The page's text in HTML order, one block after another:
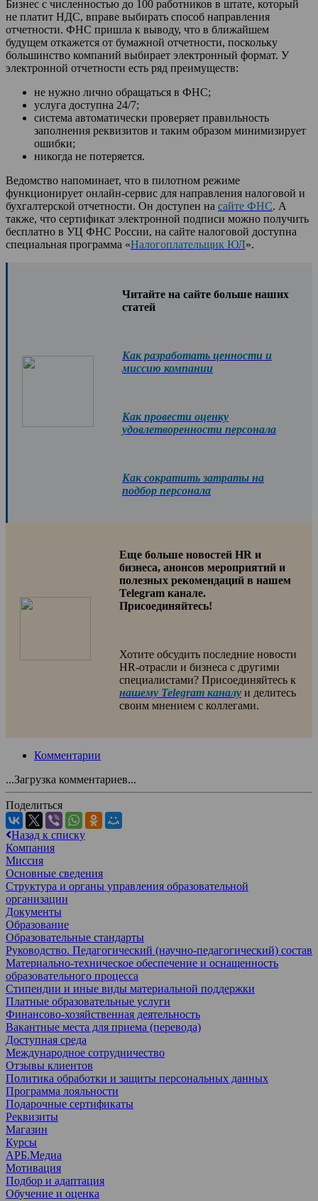
Бизнес с численностью до 100 работников в штате, который
не платит НДС, вправе выбирать способ направления
отчетности. ФНС пришла к выводу, что в ближайшем
будущем откажется от бумажной отчетности, поскольку
большинство компаний выбирает электронный формат. У
электронной отчетности есть ряд преимуществ:
не нужно лично обращаться в ФНС;
услуга доступна 24/7;
система автоматически проверяет правильность
заполнения реквизитов и таким образом минимизирует
ошибки;
никогда не потеряется.
Ведомство напоминает, что в пилотном режиме
функционирует онлайн-сервис для направления налоговой и
бухгалтерской отчетности. Он доступен на сайте ФНС. А
также, что сертификат электронной подписи можно получить
бесплатно в УЦ ФНС России, на сайте налоговой доступна
специальная программа «Налогоплательщик ЮЛ».
Читайте на сайте больше наших
статей
Как разработать ценности и
миссию компании
Как провести оценку
удовлетворенности персонала
Как сократить затраты на
подбор персонала
Еще больше новостей HR и
бизнеса, анонсов мероприятий и
полезных рекомендаций в нашем
Telegram канале.
Присоединяйтесь!
Хотите обсудить последние новости
HR-отрасли и бизнеса с другими
специалистами? Присоединяйтесь к
нашему Telegram каналу и делитесь
своим мнением с коллегами.
Комментарии
...Загрузка комментариев...
Поделиться
Назад к списку
Компания
Миссия
Основные сведения
Структура и органы управления образовательной
организации
Документы
Образование
Образовательные стандарты
Руководство. Педагогический (научно-педагогический) состав
Материально-техническое обеспечение и оснащенность
образовательного процесса
Стипендии и иные виды материальной поддержки
Платные образовательные услуги
Финансово-хозяйственная деятельность
Вакантные места для приема (перевода)
Доступная среда
Международное сотрудничество
Отзывы клиентов
Политика обработки и защиты персональных данных
Программа лояльности
Подарочные сертификаты
Реквизиты
Магазин
Курсы
АРБ.Медиа
Мотивация
Подбор и адаптация
Обучение и оценка